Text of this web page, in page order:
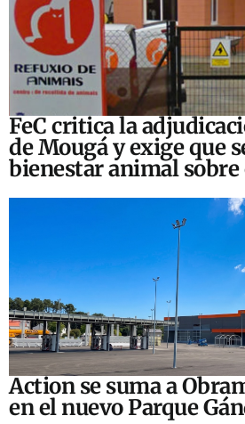
FeC critica la
de Mougá y exige que
bienestar animal sobre
Action se suma a
en el nuevo Parque